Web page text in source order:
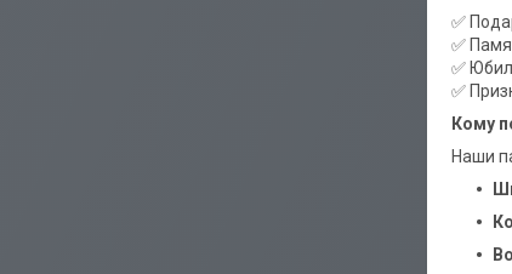
✅
✅
✅
✅
Кому
Наши